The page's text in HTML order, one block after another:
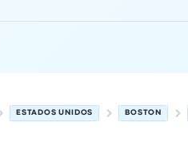
ESTADOS UNIDOS BOSTON